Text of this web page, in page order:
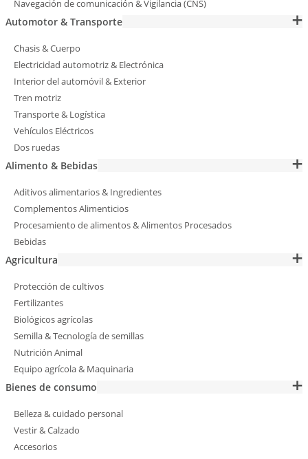
Navegación de comunicación & Vigilancia (CNS)
Automotor & Transporte
Chasis & Cuerpo
Electricidad automotriz & Electrónica
Interior del automóvil & Exterior
Tren motriz
Transporte & Logística
Vehículos Eléctricos
Dos ruedas
Alimento & Bebidas
Aditivos alimentarios & Ingredientes
Complementos Alimenticios
Procesamiento de alimentos & Alimentos Procesados
Bebidas
Agricultura
Protección de cultivos
Fertilizantes
Biológicos agrícolas
Semilla & Tecnología de semillas
Nutrición Animal
Equipo agrícola & Maquinaria
Bienes de consumo
Belleza & cuidado personal
Vestir & Calzado
Accesorios